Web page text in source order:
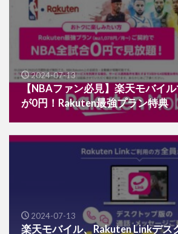
2024-07-13
【NBAファン必見】楽天モバイ
が0円！Rakuten最強プラン特典
2024-07-13
楽天モバイル、Rakuten Linkデス